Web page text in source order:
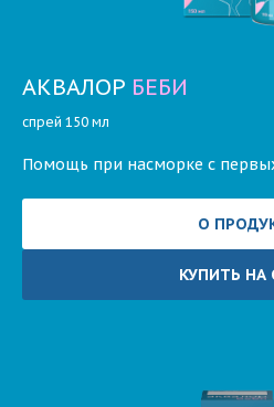
АКВАЛОР БЕБИ
спрей 150 мл
Помощь при насморке с
О
КУПИТЬ НА